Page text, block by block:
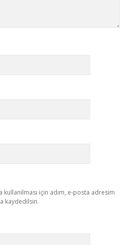
için adım, e-posta adresim
kaydedilsin.